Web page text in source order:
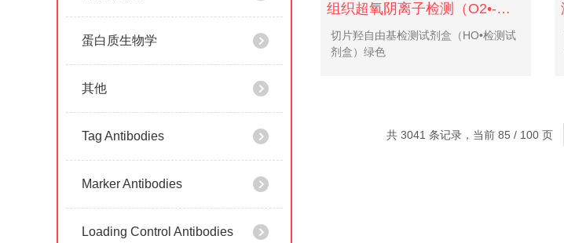
蛋白质生物学
其他
Tag Antibodies
Marker Antibodies
Loading Control Antibodies
组织超氧阴离子检测（O2•-）-红色荧光
切片羟自由基检测试剂盒（HO•检测试
剂盒）绿色
共 3041 条记录，当前 85 / 100 页